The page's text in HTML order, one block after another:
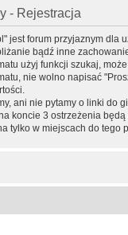
- Rejestracja
jest forum przyjaznym dla
bądź inne
użyj funkcji szukaj,
nie wolno napisać
ani nie pytamy o linki do
koncie 3 ostrzeżenia
tylko w miejscach do